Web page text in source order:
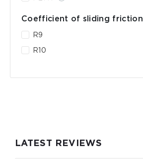
Coefficient of sliding friction
R9
R10
LATEST REVIEWS